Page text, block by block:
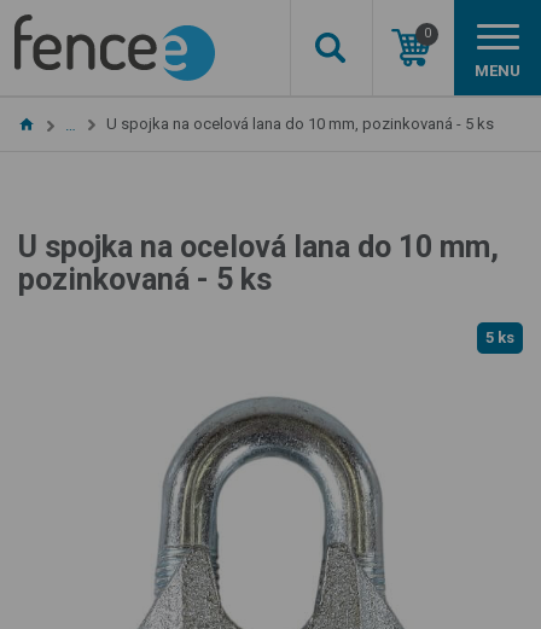
0
MENU
U spojka na ocelová lana do 10 mm, pozinkovaná - 5 ks
U spojka na ocelová lana do 10 mm,
pozinkovaná - 5 ks
5 ks